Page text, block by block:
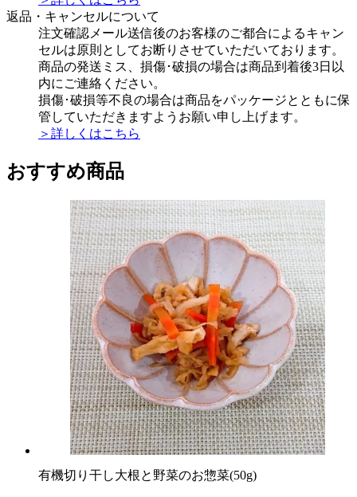
返品・キャンセルについて
注文確認メール送信後のお客様のご都合によるキャン
セルは原則としてお断りさせていただいております。
商品の発送ミス、損傷･破損の場合は商品到着後3日以
内にご連絡ください。
損傷･破損等不良の場合は商品をパッケージとともに保
管していただきますようお願い申し上げます。
＞詳しくはこちら
おすすめ商品
有機切り干し大根と野菜のお惣菜(50g)